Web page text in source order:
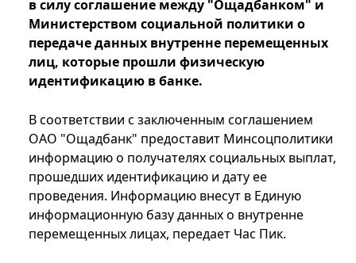
в силу соглашение между "Ощадбанком" и
Министерством социальной политики о
передаче данных внутренне перемещенных
лиц, которые прошли физическую
идентификацию в банке.
В соответствии с заключенным соглашением
ОАО "Ощадбанк" предоставит Минсоцполитики
информацию о получателях социальных выплат,
прошедших идентификацию и дату ее
проведения. Информацию внесут в Единую
информационную базу данных о внутренне
перемещенных лицах, передает Час Пик.